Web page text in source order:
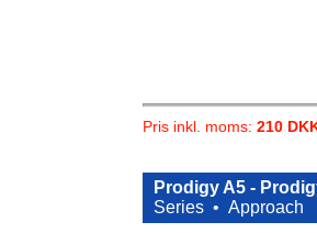
Pris inkl. moms: 210
Prodigy A5 -
Series • Approach